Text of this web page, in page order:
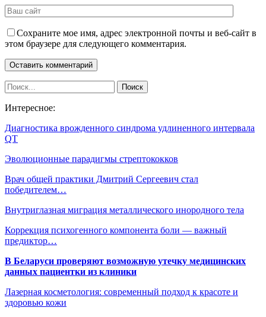
Сохраните мое имя, адрес электронной почты и веб-сайт в
этом браузере для следующего комментария.
Интересное:
Диагностика врожденного синдрома удлиненного интервала
QT
Эволюционные парадигмы стрептококков
Врач общей практики Дмитрий Сергеевич стал
победителем…
Внутриглазная миграция металлического инородного тела
Коррекция психогенного компонента боли — важный
предиктор…
В Беларуси проверяют возможную утечку медицинских
данных пациентки из клиники
Лазерная косметология: современный подход к красоте и
здоровью кожи